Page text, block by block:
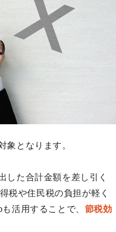
象となります。
した合計金額を差し引く
税や住民税の負担が軽く
活用することで、 節税効